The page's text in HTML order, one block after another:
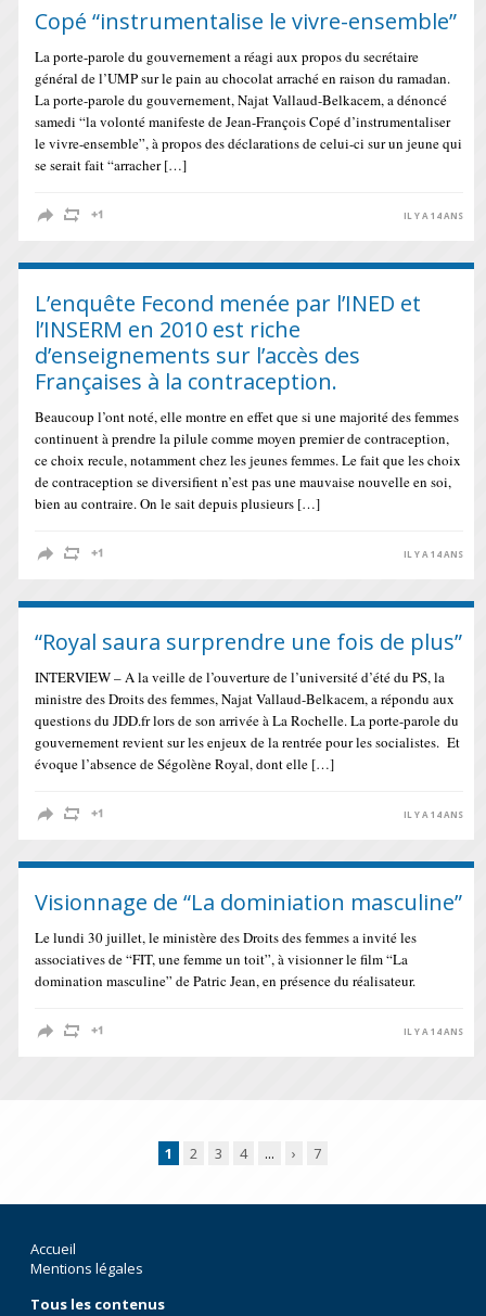
Copé “instrumentalise le vivre-ensemble”
La porte-parole du gouvernement a réagi aux propos du secrétaire
général de l’UMP sur le pain au chocolat arraché en raison du ramadan.
La porte-parole du gouvernement, Najat Vallaud-Belkacem, a dénoncé
samedi “la volonté manifeste de Jean-François Copé d’instrumentaliser
le vivre-ensemble”, à propos des déclarations de celui-ci sur un jeune qui
se serait fait “arracher […]
IL Y A 14 ANS
L’enquête Fecond menée par l’INED et
l’INSERM en 2010 est riche
d’enseignements sur l’accès des
Françaises à la contraception.
Beaucoup l’ont noté, elle montre en effet que si une majorité des femmes
continuent à prendre la pilule comme moyen premier de contraception,
ce choix recule, notamment chez les jeunes femmes. Le fait que les choix
de contraception se diversifient n’est pas une mauvaise nouvelle en soi,
bien au contraire. On le sait depuis plusieurs […]
IL Y A 14 ANS
“Royal saura surprendre une fois de plus”
INTERVIEW – A la veille de l’ouverture de l’université d’été du PS, la
ministre des Droits des femmes, Najat Vallaud-Belkacem, a répondu aux
questions du JDD.fr lors de son arrivée à La Rochelle. La porte-parole du
gouvernement revient sur les enjeux de la rentrée pour les socialistes. Et
évoque l’absence de Ségolène Royal, dont elle […]
IL Y A 14 ANS
Visionnage de “La dominiation masculine”
Le lundi 30 juillet, le ministère des Droits des femmes a invité les
associatives de “FIT, une femme un toit”, à visionner le film “La
domination masculine” de Patric Jean, en présence du réalisateur.
IL Y A 14 ANS
1 2 3 4 ... › 7
Accueil
Mentions légales
Tous les contenus